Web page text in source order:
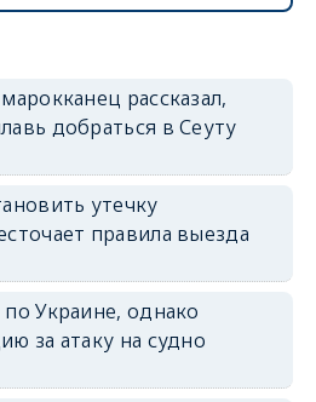
рассказал,
добраться в Сеуту
утечку
правила выезда
Украине, однако
за атаку на судно